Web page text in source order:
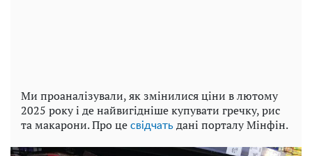
Ми проаналізували, як змінилися ціни в лютому
2025 року і де найвигідніше купувати гречку, рис
та макарони. Про це свідчать дані порталу Мінфін.